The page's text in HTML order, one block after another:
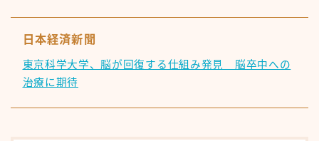
日本経済新聞
東京科学大学、脳が回復する仕組み発見 脳卒中への
治療に期待